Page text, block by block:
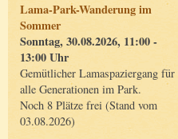
Lama-Park-Wanderung im
Sommer
Sonntag, 30.08.2026, 11:00 -
13:00 Uhr
Gemütlicher Lamaspaziergang für
alle Generationen im Park.
Noch 8 Plätze frei (Stand vom
03.08.2026)